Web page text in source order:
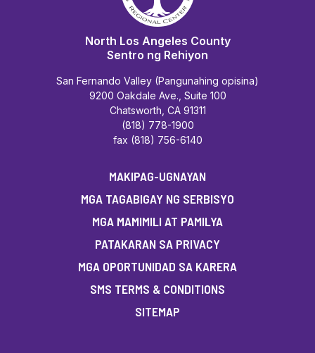
North Los Angeles County
Sentro ng Rehiyon
San Fernando Valley (Pangunahing opisina)
9200 Oakdale Ave., Suite 100
Chatsworth, CA 91311
(818) 778-1900
fax (818) 756-6140
MAKIPAG-UGNAYAN
MGA TAGABIGAY NG SERBISYO
MGA MAMIMILI AT PAMILYA
PATAKARAN SA PRIVACY
MGA OPORTUNIDAD SA KARERA
SMS TERMS & CONDITIONS
SITEMAP